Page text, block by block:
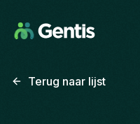
Terug naar lijst